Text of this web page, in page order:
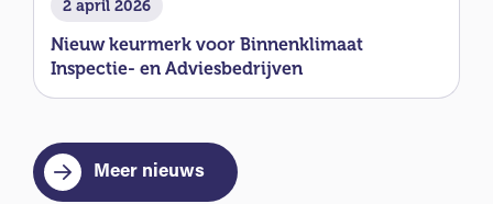
2 april 2026
Nieuw keurmerk voor Binnenklimaat
Inspectie- en Adviesbedrijven
Meer nieuws